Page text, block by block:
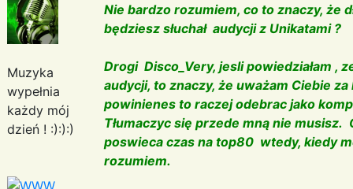
Muzyka
wypełnia
każdy mój
dzień ! :):):)
Nie bardzo rozumiem, co to znaczy, że
będziesz słuchał audycji z Unikatami ?
Drogi Disco_Very, jesli powiedziałam ,
audycji, to znaczy, że uważam Ciebie
powinienes to raczej odebrac jako
Tłumaczyc się przede mną nie
poswieca czas na top80 wtedy, kiedy
rozumiem.